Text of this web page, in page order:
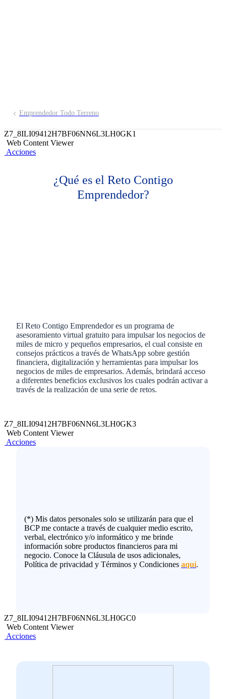
Emprendedor Todo Terreno
Z7_8ILI09412H7BF06NN6L3LH0GK1
Web Content Viewer
Acciones
El Reto Contigo Emprendedor es un programa de
asesoramiento virtual gratuito para impulsar los negocios de
miles de micro y pequeños empresarios, el cual consiste en
consejos prácticos a través de WhatsApp sobre gestión
financiera, digitalización y herramientas para impulsar los
negocios de miles de empresarios. Además, brindará acceso
a diferentes beneficios exclusivos los cuales podrán activar a
través de la realización de una serie de retos.
¿Qué es el Reto Contigo
Emprendedor?
Z7_8ILI09412H7BF06NN6L3LH0GK3
Web Content Viewer
Acciones
(*) Mis datos personales solo se utilizarán para que el
BCP me contacte a través de cualquier medio escrito,
verbal, electrónico y/o informático y me brinde
información sobre productos financieros para mi
negocio. Conoce la Cláusula de usos adicionales,
Política de privacidad y Términos y Condiciones aquí.
Z7_8ILI09412H7BF06NN6L3LH0GC0
Web Content Viewer
Acciones